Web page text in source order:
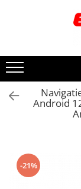
Summer sale
Navigatie
Navigatii
Navigatii Seat
Navigatii Ford
Android
-21%